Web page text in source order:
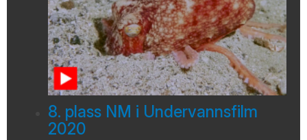
8. plass NM i Undervannsfilm
2020